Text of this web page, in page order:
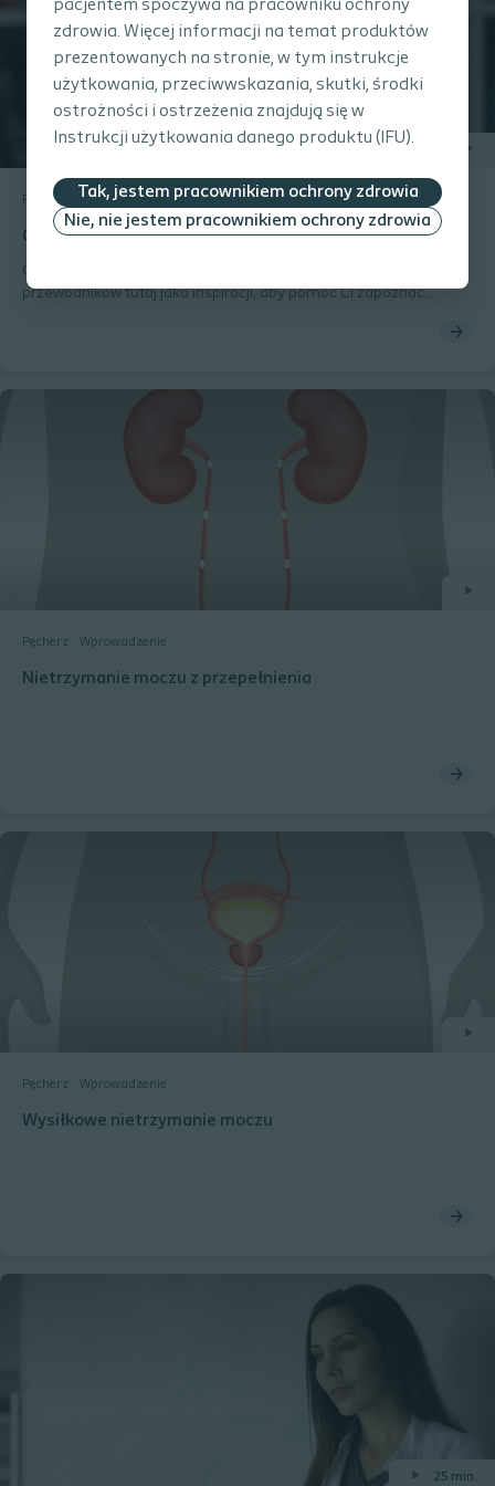
pacjentem spoczywa na pracowniku ochrony
zdrowia. Więcej informacji na temat produktów
prezentowanych na stronie, w tym instrukcje
użytkowania, przeciwwskazania, skutki, środki
ostrożności i ostrzeżenia znajdują się w
Instrukcji użytkowania danego produktu (IFU).
Tak, jestem pracownikiem ochrony zdrowia
Nie, nie jestem pracownikiem ochrony zdrowia
Pęcherz Instrukcje
Cewniki dziecięce - instrukcja stosowania dla chłopców
Cewnikowanie dzieci jest zawsze delikatną sprawą. Skorzystaj z
przewodników tutaj jako inspiracji, aby pomóc Ci zapoznać
Pęcherz Wprowadzenie
Nietrzymanie moczu z przepełnienia
Pęcherz Wprowadzenie
Wysiłkowe nietrzymanie moczu
25 min.